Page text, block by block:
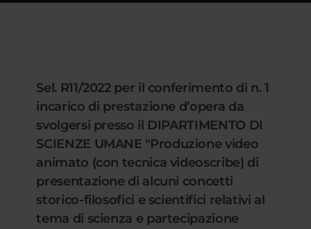
Sel. R11/2022 per il conferimento di n. 1
incarico di prestazione d’opera da
svolgersi presso il DIPARTIMENTO DI
SCIENZE UMANE "Produzione video
animato (con tecnica videoscribe) di
presentazione di alcuni concetti
storico-filosofici e scientifici relativi al
tema di scienza e partecipazione